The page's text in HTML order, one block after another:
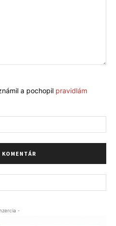
a pochopil pravidlám
-